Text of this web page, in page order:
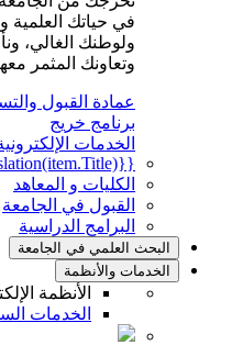
في حياتك العلمية
ولوطنك الغالي،
وتعاونك المثمر
عمادة القبول
برنامج خريج
الخدمات
{{mmc.getCurrentTranslation(item.Title)}}
الكليات و المعاهد
القبول في الجامعة
البرامج الدراسية
البحث العلمي في الجامعة
الخدمات والأنظمة
الأنظمة
الخدمات